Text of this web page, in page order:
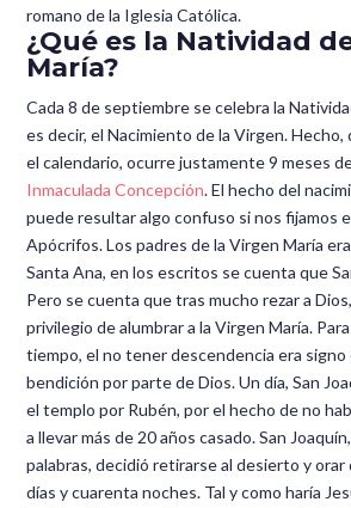
romano de la Iglesia Católica.
¿Qué es la Natividad
María?
Cada 8 de septiembre se celebra la
es decir, el Nacimiento de la Virgen. Hecho,
el calendario, ocurre justamente 9 meses
Inmaculada Concepción. El hecho del
puede resultar algo confuso si nos fijamos
Apócrifos. Los padres de la Virgen María
Santa Ana, en los escritos se cuenta que
Pero se cuenta que tras mucho rezar a
privilegio de alumbrar a la Virgen María.
tiempo, el no tener descendencia era signo
bendición por parte de Dios. Un día, San
el templo por Rubén, por el hecho de no
a llevar más de 20 años casado. San
palabras, decidió retirarse al desierto y
días y cuarenta noches. Tal y como haría